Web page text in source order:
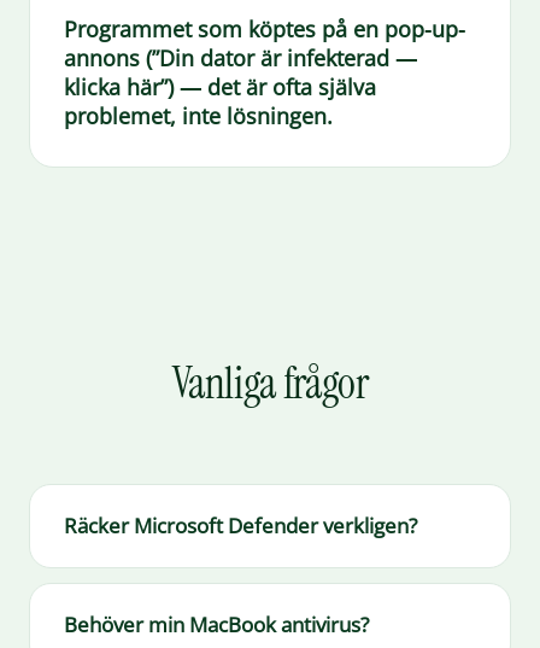
Programmet som köptes på en pop-up-
annons (”Din dator är infekterad —
klicka här”) — det är ofta själva
problemet, inte lösningen.
Vanliga frågor
Räcker Microsoft Defender verkligen?
Behöver min MacBook antivirus?